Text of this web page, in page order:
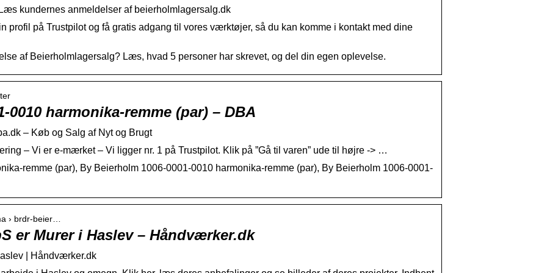
kundernes anmeldelser af beierholmlagersalg.dk
profil på Trustpilot og få gratis adgang til vores værktøjer, så du kan komme i kontakt med dine
af Beierholmlagersalg? Læs, hvad 5 personer har skrevet, og del din egen oplevelse.
0010 harmonika-remme (par) – DBA
– Køb og Salg af Nyt og Brugt
– Vi er e-mærket – Vi ligger nr. 1 på Trustpilot. Klik på ”Gå til varen” ude til højre -> …
remme (par), By Beierholm 1006-0001-0010 harmonika-remme (par), By Beierholm 1006-0001-
› brdr-beier…
er Murer i Haslev – Håndværker.dk
| Håndværker.dk